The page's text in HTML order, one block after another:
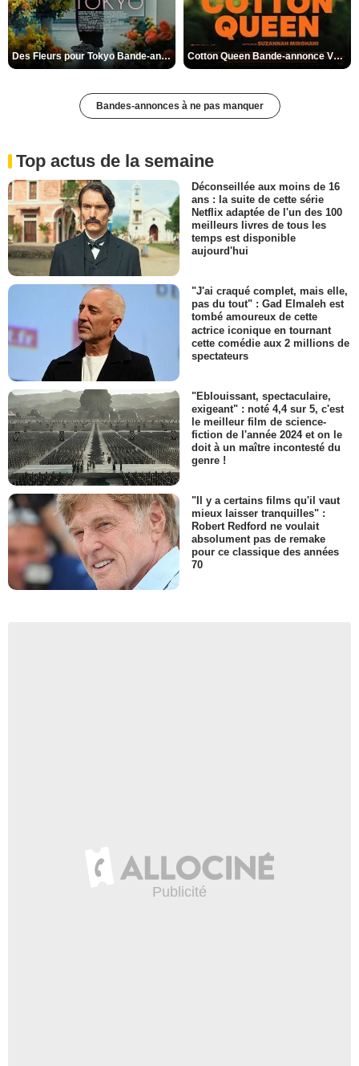
Des Fleurs pour Tokyo Bande-annonce VO STFR Cotton Queen Bande-annonce VO STFR
Bandes-annonces à ne pas manquer
Top actus de la semaine
Déconseillée aux moins de 16
ans : la suite de cette série
Netflix adaptée de l'un des 100
meilleurs livres de tous les
temps est disponible
aujourd'hui
"J'ai craqué complet, mais elle,
pas du tout" : Gad Elmaleh est
tombé amoureux de cette
actrice iconique en tournant
cette comédie aux 2 millions de
spectateurs
"Eblouissant, spectaculaire,
exigeant" : noté 4,4 sur 5, c'est
le meilleur film de science-
fiction de l'année 2024 et on le
doit à un maître incontesté du
genre !
"Il y a certains films qu'il vaut
mieux laisser tranquilles" :
Robert Redford ne voulait
absolument pas de remake
pour ce classique des années
70